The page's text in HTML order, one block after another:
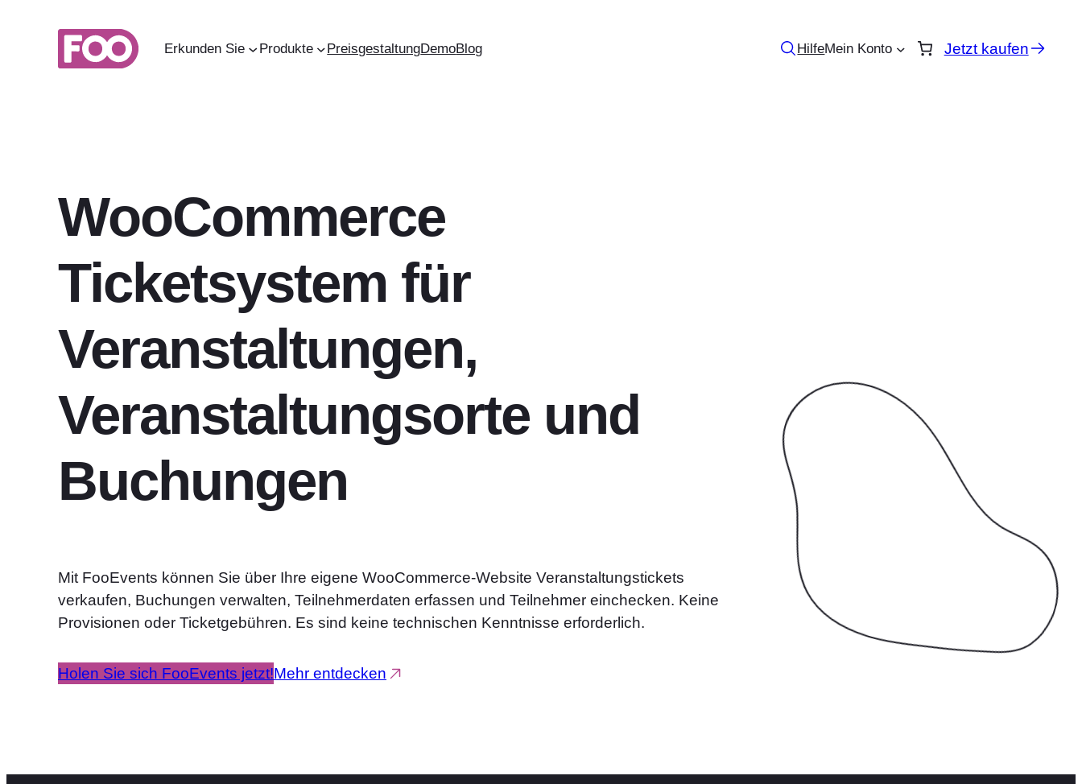
springen
Erkunden Sie Produkte PreisgestaltungDemoBlog HilfeMein Konto Jetzt kaufen
WooCommerce
Ticketsystem für
Veranstaltungen,
Veranstaltungsorte und
Buchungen
Mit FooEvents können Sie über Ihre eigene WooCommerce-Website Veranstaltungstickets
verkaufen, Buchungen verwalten, Teilnehmerdaten erfassen und Teilnehmer einchecken. Keine
Provisionen oder Ticketgebühren. Es sind keine technischen Kenntnisse erforderlich.
Holen Sie sich FooEvents jetzt!Mehr entdecken